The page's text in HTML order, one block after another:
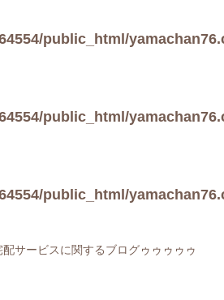
public_html/
public_html/
public_html/
サービスに関するブログゥゥゥゥゥ